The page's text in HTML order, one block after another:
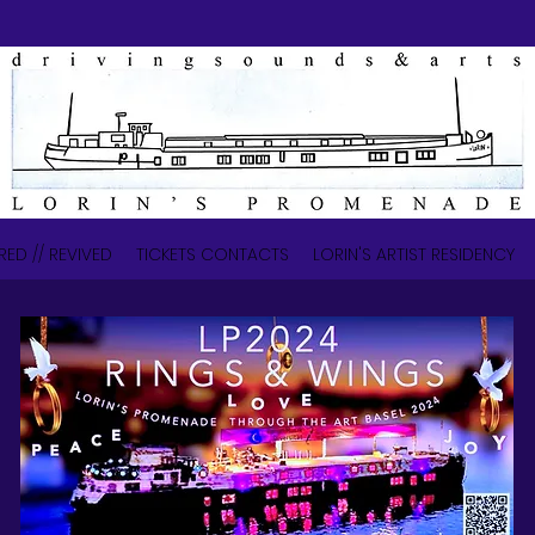
// REVIVED TICKETS CONTACTS LORIN'S ARTIST RESIDENCY